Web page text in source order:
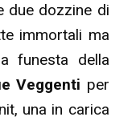
due dozzine di
immortali ma
funesta della
Veggenti per
una in carica